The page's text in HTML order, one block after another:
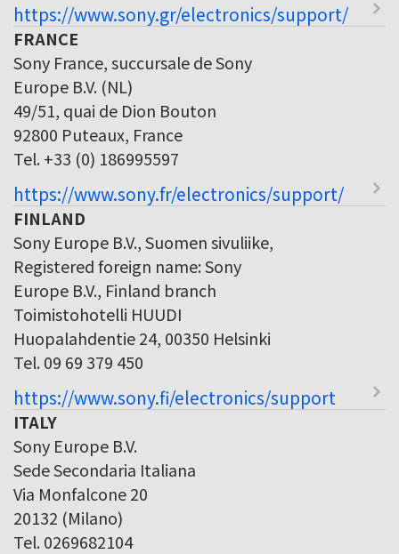
https://www.sony.gr/electronics/support/
FRANCE
Sony France, succursale de Sony
Europe B.V. (NL)
49/51, quai de Dion Bouton
92800 Puteaux, France
Tel. +33 (0) 186995597
https://www.sony.fr/electronics/support/
FINLAND
Sony Europe B.V., Suomen sivuliike,
Registered foreign name: Sony
Europe B.V., Finland branch
Toimistohotelli HUUDI
Huopalahdentie 24, 00350 Helsinki
Tel. 09 69 379 450
https://www.sony.fi/electronics/support
ITALY
Sony Europe B.V.
Sede Secondaria Italiana
Via Monfalcone 20
20132 (Milano)
Tel. 0269682104